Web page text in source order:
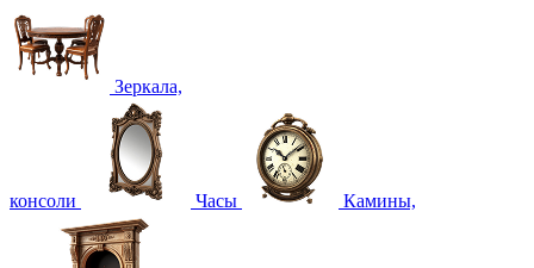
Зеркала,
консоли Часы Камины,